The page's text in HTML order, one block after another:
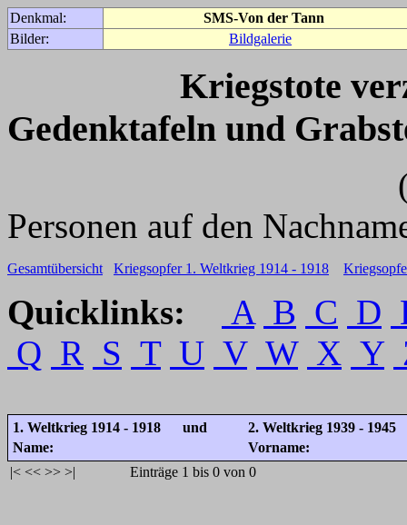
Denkmal:
SMS-Von der Tann
Bilder:
Bildgalerie
Kriegstote
Gedenktafeln und
(Für weitere
Personen auf den
Gesamtübersicht Kriegsopfer 1. Weltkrieg 1914 - 1918
Quicklinks: A B C D
Q R S T U V W X Y
1. Weltkrieg 1914 - 1918 und
2. Weltkrieg 1939 - 1945
Name:
Vorname:
|< << >> >| Einträge 1 bis 0 von 0